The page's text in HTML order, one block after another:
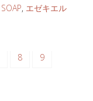
SOAP, エゼキエル
8
9